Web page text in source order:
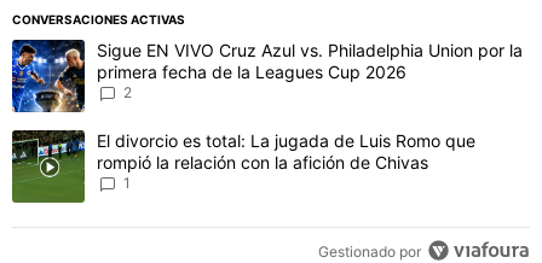
CONVERSACIONES ACTIVAS
Este listado muestra los artículos con más comentarios en los
Un artículo de tendencia con el título "Sigue EN VIVO Cruz Azul
Sigue EN VIVO Cruz Azul vs. Philadelphia Union por la
primera fecha de la Leagues Cup 2026
2
Un artículo de tendencia con el título "El divorcio es total: La
El divorcio es total: La jugada de Luis Romo que
rompió la relación con la afición de Chivas
1
Gestionado por